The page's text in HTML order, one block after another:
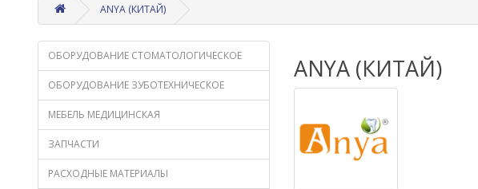
ANYA (КИТАЙ)
ОБОРУДОВАНИЕ СТОМАТОЛОГИЧЕСКОЕ
ОБОРУДОВАНИЕ ЗУБОТЕХНИЧЕСКОЕ
МЕБЕЛЬ МЕДИЦИНСКАЯ
ЗАПЧАСТИ
РАСХОДНЫЕ МАТЕРИАЛЫ
ANYA (КИТАЙ)